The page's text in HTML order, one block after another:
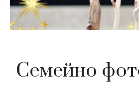
Семейно